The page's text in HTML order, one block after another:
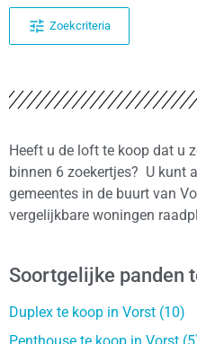
Zoekcriteria
Heeft u de loft te koop dat u
binnen 6 zoekertjes? U kunt
gemeentes in de buurt van
vergelijkbare woningen
Soortgelijke panden
Duplex te koop in Vorst (10)